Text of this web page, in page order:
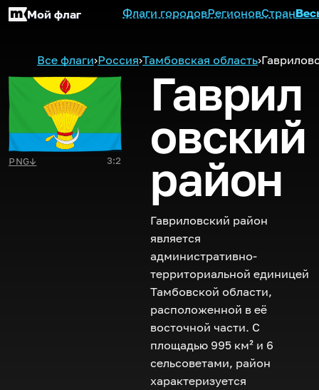
Мой флаг Флаги городовРегионовСтран
Все флаги›Россия›Тамбовская область›
PNG↓ 3:2
Гаврил
овский
район
Гавриловский район
является
административно-
территориальной единицей
Тамбовской области,
расположенной в её
восточной части. С
площадью 995 км² и 6
сельсоветами, район
характеризуется